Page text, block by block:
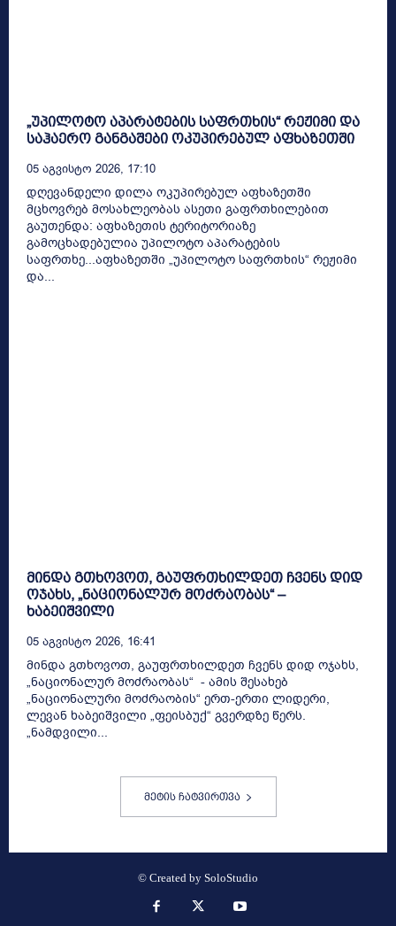
„უპილოტო აპარატების საფრთხის“ რეჟიმი და
საჰაერო განგაშები ოკუპირებულ აფხაზეთში
05 Აგვისტო 2026, 17:10
დღევანდელი დილა ოკუპირებულ აფხაზეთში
მცხოვრებ მოსახლეობას ასეთი გაფრთხილებით
გაუთენდა: აფხაზეთის ტერიტორიაზე
გამოცხადებულია უპილოტო აპარატების
საფრთხე...აფხაზეთში „უპილოტო საფრთხის“ რეჟიმი
და...
მინდა გთხოვოთ, გაუფრთხილდეთ ჩვენს დიდ
ოჯახს, „ნაციონალურ მოძრაობას“ –
ხაბეიშვილი
05 Აგვისტო 2026, 16:41
მინდა გთხოვოთ, გაუფრთხილდეთ ჩვენს დიდ ოჯახს,
„ნაციონალურ მოძრაობას“ - ამის შესახებ
„ნაციონალური მოძრაობის“ ერთ-ერთი ლიდერი,
ლევან ხაბეიშვილი „ფეისბუქ“ გვერდზე წერს.
„ნამდვილი...
მეტის ჩატვირთვა
© Created by SoloStudio